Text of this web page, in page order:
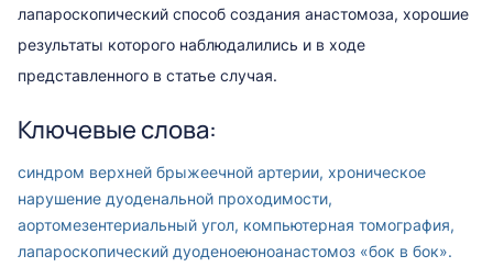
лапароскопический способ создания анастомоза, хорошие
результаты которого наблюдалились и в ходе
представленного в статье случая.
Ключевые слова:
синдром верхней брыжеечной артерии, хроническое
нарушение дуоденальной проходимости,
аортомезентериальный угол, компьютерная томография,
лапароскопический дуоденоеюноанастомоз «бок в бок».